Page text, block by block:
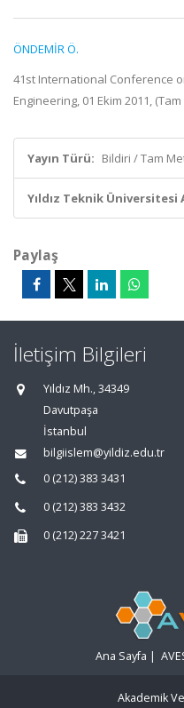
ÖNDEMİR Ö.
41st International Conference
Engineering, 01 Ekim 2011,
Yayın Türü: Bildiri / Tam
Yıldız Teknik Üniversitesi
Paylaş
İletişim Bilgileri
Yıldız Mh., 34349
Davutpaşa
İstanbul
bilgiislem@yildiz.edu.tr
0 (212) 383 3431
0 (212) 383 3432
0 (212) 227 3421
Ana Sayfa |
Akademik